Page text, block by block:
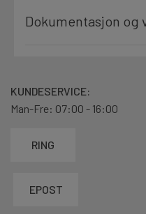
Dokumentasjon og
KUNDESERVICE:
Man-Fre: 07:00 - 16:00
RING
EPOST